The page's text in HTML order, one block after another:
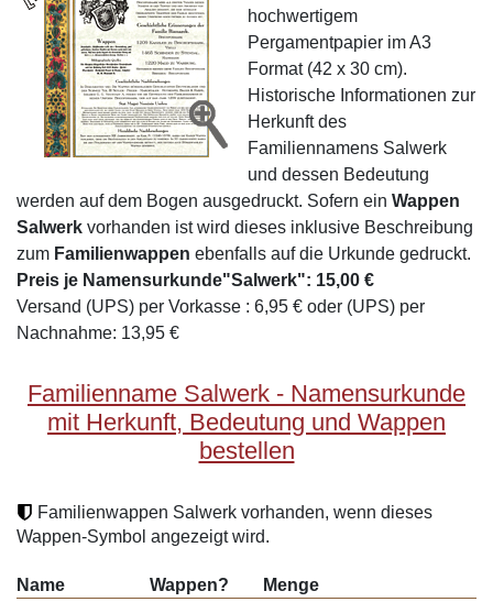
hochwertigem
Pergamentpapier im A3
Format (42 x 30 cm).
Historische Informationen zur
Herkunft des
Familiennamens Salwerk
und dessen Bedeutung
werden auf dem Bogen ausgedruckt. Sofern ein Wappen
Salwerk vorhanden ist wird dieses inklusive Beschreibung
zum Familienwappen ebenfalls auf die Urkunde gedruckt.
Preis je Namensurkunde"Salwerk": 15,00 €
Versand (UPS) per Vorkasse : 6,95 € oder (UPS) per
Nachnahme: 13,95 €
Familienname Salwerk - Namensurkunde
mit Herkunft, Bedeutung und Wappen
bestellen
Familienwappen Salwerk vorhanden, wenn dieses
Wappen-Symbol angezeigt wird.
Name Wappen?
Menge